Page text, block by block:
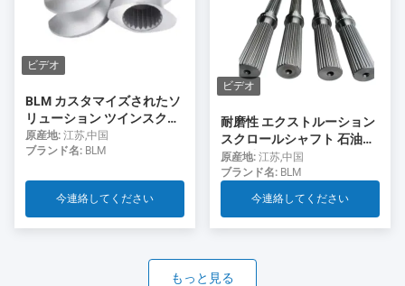
ビデオ
BLM カスタマイズされたソ
リューション ツインスクリ
ューエクストルーダー 部品
スクリューエレメント 樽 ラ
原産地: 江苏,中国
ブランド名: BLM
今連絡してください
ビデオ
耐磨性 エクストルーション
スクロールシャフト 石油化
学会社
原産地: 江苏,中国
ブランド名: BLM
今連絡してください
もっと見る